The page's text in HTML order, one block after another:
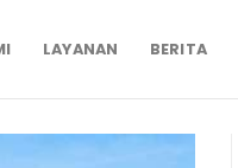
LAYANAN BERITA